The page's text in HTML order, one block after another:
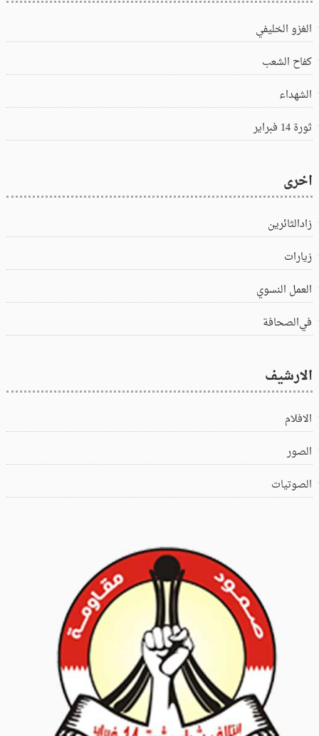
الغزو الخليفي
كفاح الشعب
الشهداء
ثورة 14 فبراير
اخرى
زادالثائرين
زيارات
العمل النسوي
في‌الصحافة
الارشيف
الافلام
الصور
الصوتيات